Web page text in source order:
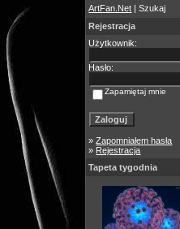
ArtFan.Net | Szukaj
Rejestracja
Użytkownik:
Hasło:
Zapamiętaj mnie
»Zapomniałem hasła
» Rejestracja
Tapeta tygodnia